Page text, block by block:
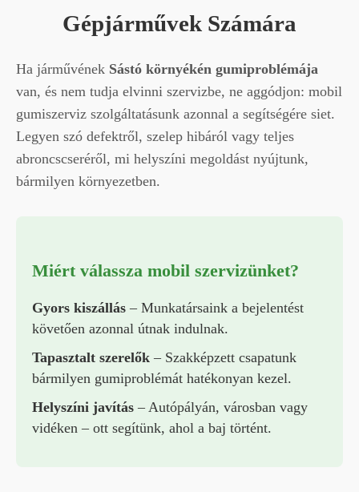
Gépjárművek Számára
Ha járművének Sástó környékén gumiproblémája
van, és nem tudja elvinni szervizbe, ne aggódjon: mobil
gumiszerviz szolgáltatásunk azonnal a segítségére siet.
Legyen szó defektről, szelep hibáról vagy teljes
abroncscseréről, mi helyszíni megoldást nyújtunk,
bármilyen környezetben.
Miért válassza mobil szervizünket?
Gyors kiszállás – Munkatársaink a bejelentést
követően azonnal útnak indulnak.
Tapasztalt szerelők – Szakképzett csapatunk
bármilyen gumiproblémát hatékonyan kezel.
Helyszíni javítás – Autópályán, városban vagy
vidéken – ott segítünk, ahol a baj történt.